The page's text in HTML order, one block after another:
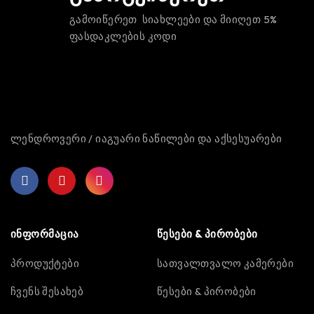
გამოიწერეთ სიახლეები და მიიღეთ 5%
ფასდაკლების კოდი
ლენდროვერი / იაგუარი ნაწილები და აქსესუარები
ინფორმაცია
პროდუქტები
ჩვენს შესახებ
წესები & პირობები
სათვალთვალო კამერები
წესები & პირობები